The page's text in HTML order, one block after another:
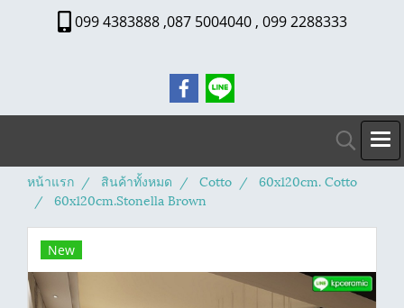
099 4383888 ,087 5004040 , 099 2288333
หน้าแรก สินค้าทั้งหมด Cotto
60x120cm. Cotto
60x120cm.Stonella Brown
New